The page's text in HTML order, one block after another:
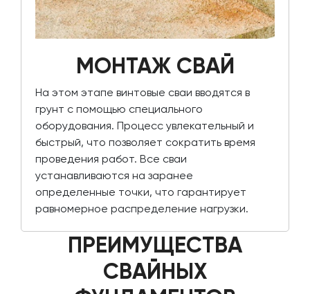
МОНТАЖ СВАЙ
На этом этапе винтовые сваи вводятся в
грунт с помощью специального
оборудования. Процесс увлекательный и
быстрый, что позволяет сократить время
проведения работ. Все сваи
устанавливаются на заранее
определенные точки, что гарантирует
равномерное распределение нагрузки.
ПРЕИМУЩЕСТВА
СВАЙНЫХ